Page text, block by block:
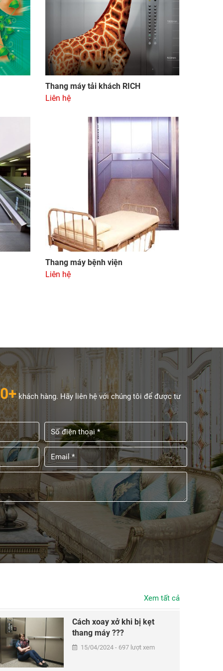
Thang máy tải khách RICH
Liên hệ
Thang máy bệnh viện
Liên hệ
khách hàng. Hãy liên hệ với chúng tôi để được tư
Xem tất cả
Cách xoay xở khi bị kẹt
thang máy ???
15/04/2024 - 697 lượt xem